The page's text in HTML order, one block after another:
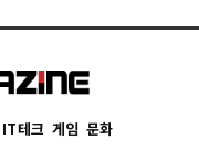
IT테크 게임 문화